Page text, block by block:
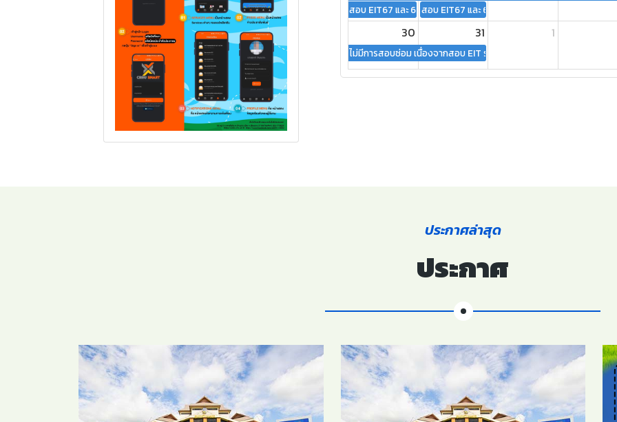
สอบ EIT67 และ 68 เทียบโอน ภาคเสาร์-อาทิตย์ (รอบแรก)
สอบ EIT67 และ 68 เทียบโอน ภาคจันทร์-ศุกร์ (รอบแร
30
ไม่มีการสอบซ่อม เนื่องจากสอบ EIT รอบแรก
31 1
ประกาศล่าสุด
ประกาศ